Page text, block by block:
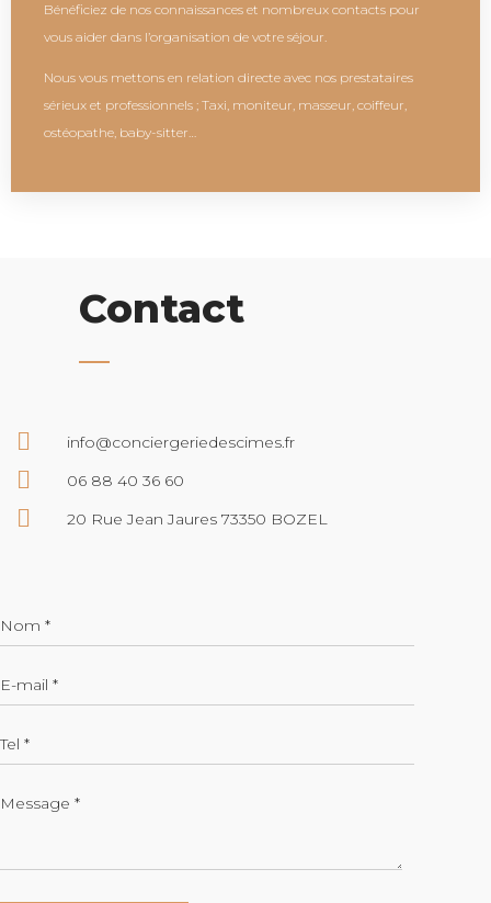
Bénéficiez de nos connaissances et nombreux contacts pour
vous aider dans l’organisation de votre séjour.
Nous vous mettons en relation directe avec nos prestataires
sérieux et professionnels ; Taxi, moniteur, masseur, coiffeur,
ostéopathe, baby-sitter…
Contact
info@conciergeriedescimes.fr
06 88 40 36 60
20 Rue Jean Jaures 73350 BOZEL